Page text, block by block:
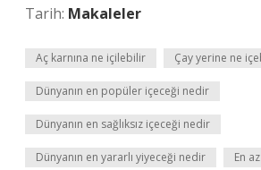
Tarih: Makaleler
Aç karnına ne içilebilir Çay yerine ne
Dünyanın en popüler içeceği nedir
Dünyanın en sağlıksız içeceği nedir
Dünyanın en yararlı yiyeceği nedir En